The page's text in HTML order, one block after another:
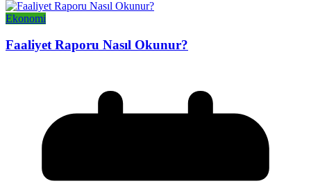
Ekonomi
Faaliyet Raporu Nasıl Okunur?